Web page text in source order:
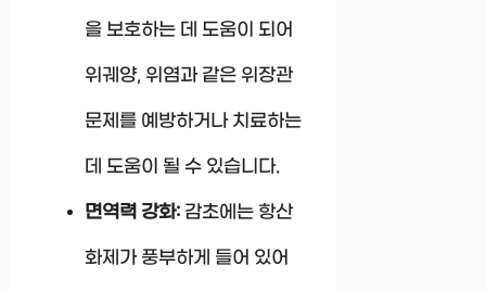
을 보호하는 데 도움이 되어
위궤양, 위염과 같은 위장관
문제를 예방하거나 치료하는
데 도움이 될 수 있습니다.
면역력 강화: 감초에는 항산
화제가 풍부하게 들어 있어